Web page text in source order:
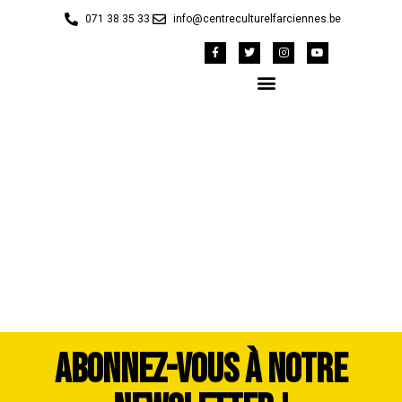
071 38 35 33 info@centreculturelfarciennes.be
ABONNEZ-VOUS À NOTRE